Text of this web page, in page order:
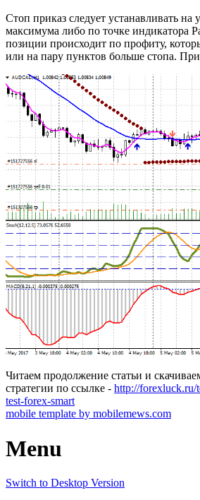
Стоп приказ следует устанавливать на
максимума либо по точке индикатора
позиции происходит по профиту,
или на пару пунктов больше стопа.
Читаем продолжение статьи и
стратегии по ссылке - http://forexluck.ru/
test-forex-smart
mobile template by mobilemews.com
Menu
Switch to Desktop Version